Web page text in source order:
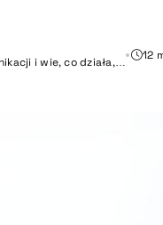
i wie, co działa,… 12